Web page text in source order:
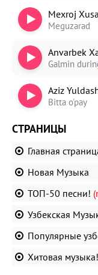
Mexroj
Meguzarad
Anvarbek
Galmin
Aziz
Bitta o'pay
СТРАНИЦЫ
Главная
Новая Музыка
ТОП-50 песни!
Узбекская
Популярные
Хитовая музыка!